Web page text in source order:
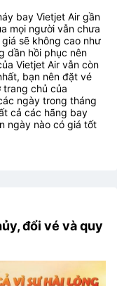
bay Vietjet Air gần
mọi người vẫn chưa
sẽ không cao như
dần hồi phục nên
Vietjet Air vẫn còn
bạn nên đặt vé
trang chủ của
ngày trong tháng
cả các hãng bay
ngày nào có giá tốt
đổi vé và quy